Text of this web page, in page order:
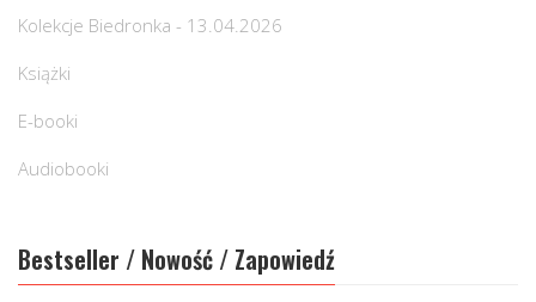
Kolekcje Biedronka - 13.04.2026
Książki
E-booki
Audiobooki
Bestseller / Nowość / Zapowiedź